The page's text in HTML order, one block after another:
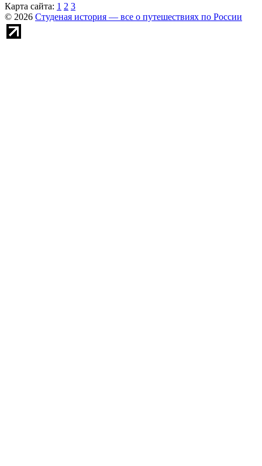
Карта сайта: 1 2 3
© 2026 Студеная история — все о путешествиях по России